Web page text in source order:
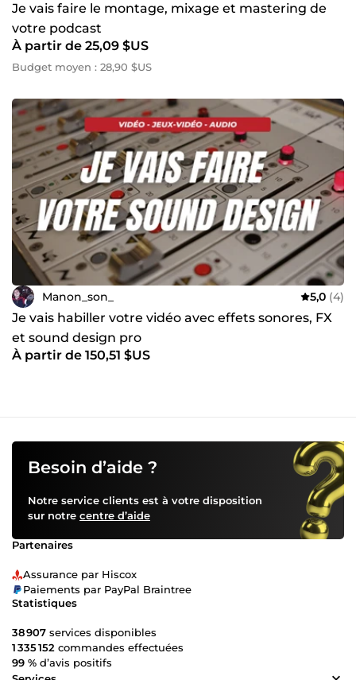
Je vais faire le montage, mixage et mastering de
votre podcast
À partir de 25,09 $US
Budget moyen : 28,90 $US
Manon_son_ 5,0 (4)
Je vais habiller votre vidéo avec effets sonores, FX
et sound design pro
À partir de 150,51 $US
Besoin d’aide ?
Notre service clients est à votre disposition
sur notre centre d’aide
Partenaires
Assurance par Hiscox
Paiements par PayPal Braintree
Statistiques
38 907 services disponibles
1 335 152 commandes effectuées
99 % d’avis positifs